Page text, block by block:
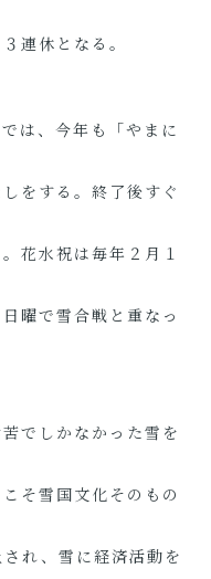
連休となる。
は、今年も「やまに
をする。終了後すぐ
花水祝は毎年２月１
曜で雪合戦と重なっ
でしかなかった雪を
そ雪国文化そのもの
れ、雪に経済活動を